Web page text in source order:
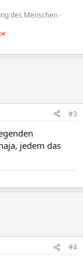
des Menschen -
#3
jedem das
#4